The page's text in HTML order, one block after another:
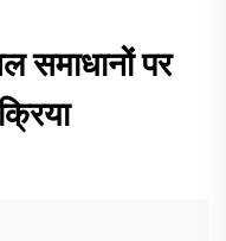
समाधानों पर